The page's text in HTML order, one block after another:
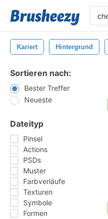
Kariert Hintergrund
Sortieren nach:
Bester Treffer
Neueste
Dateityp
Pinsel
Actions
PSDs
Muster
Farbverläufe
Texturen
Symbole
Formen